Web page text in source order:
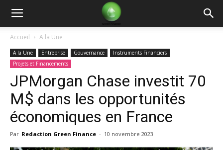
Green
Finance
Accueil A la Une
A la Une Entreprise Gouvernance
Instruments Financiers
Projets et Financements
JPMorgan Chase investit 70
M$ dans les opportunités
économiques en France
Par Redaction Green Finance - 10 novembre 2023